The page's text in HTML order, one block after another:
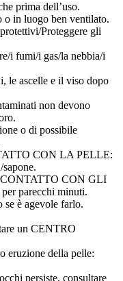
prima dell’uso.
o in luogo ben ventilato.
Proteggere gli
i fumi/i gas/la nebbia/i
le ascelle e il viso dopo
non devono
o di possibile
CON LA PELLE:
CON GLI
parecchi minuti.
se è agevole farlo.
un CENTRO
eruzione della pelle:
persiste, consultare